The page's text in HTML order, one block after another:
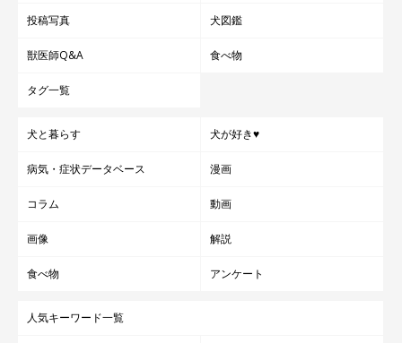
投稿写真 犬図鑑
獣医師Q&A 食べ物
タグ一覧
犬と暮らす 犬が好き♥
病気・症状データベース 漫画
コラム 動画
画像 解説
食べ物 アンケート
人気キーワード一覧